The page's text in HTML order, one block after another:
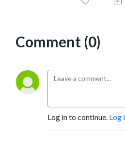
Comment (0)
Log in to continue. Log